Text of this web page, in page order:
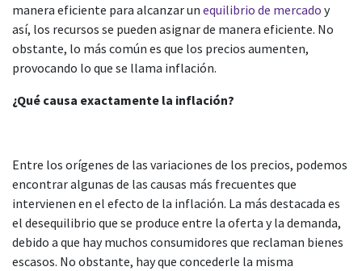
manera eficiente para alcanzar un equilibrio de mercado y
así, los recursos se pueden asignar de manera eficiente. No
obstante, lo más común es que los precios aumenten,
provocando lo que se llama inflación.
¿Qué causa exactamente la inflación?
Entre los orígenes de las variaciones de los precios, podemos
encontrar algunas de las causas más frecuentes que
intervienen en el efecto de la inflación. La más destacada es
el desequilibrio que se produce entre la oferta y la demanda,
debido a que hay muchos consumidores que reclaman bienes
escasos. No obstante, hay que concederle la misma